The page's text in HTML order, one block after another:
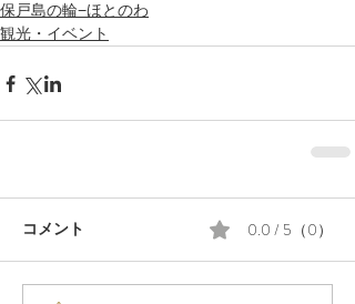
保戸島の輪−ほとのわ
観光・イベント
コメント 0.0 / 5（0）